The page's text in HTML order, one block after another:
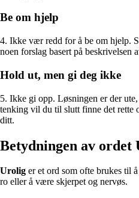
Be om hjelp
4. Ikke vær redd for å be om hjelp.
noen forslag basert på beskrivelsen
Hold ut, men gi deg ikke
5. Ikke gi opp. Løsningen er der
tenking vil du til slutt finne det rette
ditt.
Betydningen av ordet
Urolig er et ord som ofte brukes til
ro eller å være skjerpet og nervøs.